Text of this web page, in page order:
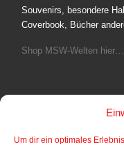
Um dir ein optimales
Souvenirs, besondere
Coverbook, Bücher
Shop MSW-Welten hier…